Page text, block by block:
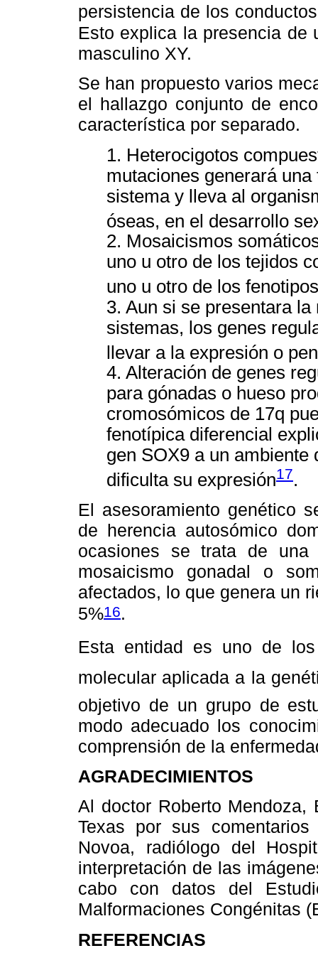
persistencia de los
Esto explica la presencia de
masculino XY.
Se han propuesto varios
el hallazgo conjunto de
característica por separado.
1. Heterocigotos
mutaciones generará
sistema y lleva al
óseas, en el desarrollo
2. Mosaicismos
uno u otro de los tejidos
uno u otro de los fenotipos
3. Aun si se presentara
sistemas, los genes
llevar a la expresión o
4. Alteración de genes
para gónadas o hueso
cromosómicos de 17q
fenotípica diferencial
gen SOX9 a un ambiente
dificulta su expresión17.
El asesoramiento genético
de herencia autosómico
ocasiones se trata de
mosaicismo gonadal o
afectados, lo que genera un
5%16.
Esta entidad es uno de los
molecular aplicada a la
objetivo de un grupo de
modo adecuado los
comprensión de la
AGRADECIMIENTOS
Al doctor Roberto Mendoza,
Texas por sus
Novoa, radiólogo del
interpretación de las
cabo con datos del
Malformaciones Congénitas
REFERENCIAS